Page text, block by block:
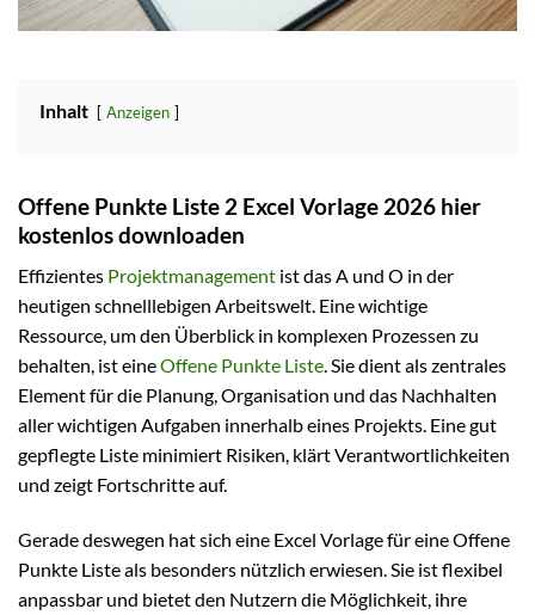
Inhalt Anzeigen
Offene Punkte Liste 2 Excel Vorlage 2026 hier
kostenlos downloaden
Effizientes Projektmanagement ist das A und O in der
heutigen schnelllebigen Arbeitswelt. Eine wichtige
Ressource, um den Überblick in komplexen Prozessen zu
behalten, ist eineOffene Punkte Liste. Sie dient als zentrales
Element für die Planung, Organisation und das Nachhalten
aller wichtigen Aufgaben innerhalb eines Projekts. Eine gut
gepflegte Liste minimiert Risiken, klärt Verantwortlichkeiten
und zeigt Fortschritte auf.
Gerade deswegen hat sich eine Excel Vorlage für eine Offene
Punkte Liste als besonders nützlich erwiesen. Sie ist flexibel
anpassbar und bietet den Nutzern die Möglichkeit, ihre